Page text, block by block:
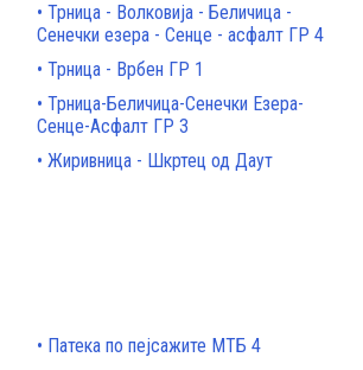
Трница - Волковија - Беличица -
Сенечки езера - Сенце - асфалт ГР 4
Трница - Врбен ГР 1
Трница-Беличица-Сенечки Езера-
Сенце-Асфалт ГР 3
Жиривница - Шкртец од Даут
Патека по пејсажите МТБ 4